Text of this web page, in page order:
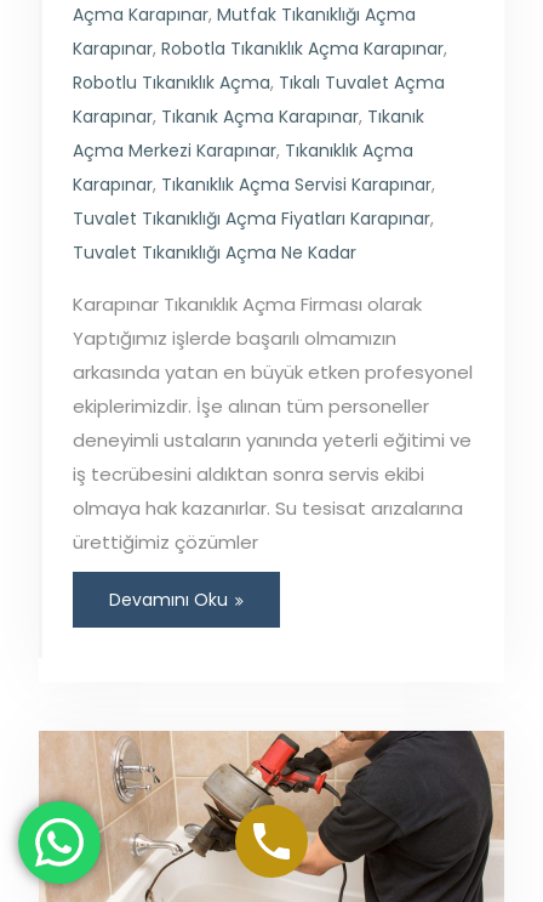
Açma Karapınar, Mutfak Tıkanıklığı Açma
Karapınar, Robotla Tıkanıklık Açma Karapınar,
Robotlu Tıkanıklık Açma, Tıkalı Tuvalet Açma
Karapınar, Tıkanık Açma Karapınar, Tıkanık
Açma Merkezi Karapınar, Tıkanıklık Açma
Karapınar, Tıkanıklık Açma Servisi Karapınar,
Tuvalet Tıkanıklığı Açma Fiyatları Karapınar,
Tuvalet Tıkanıklığı Açma Ne Kadar
Karapınar Tıkanıklık Açma Firması olarak
Yaptığımız işlerde başarılı olmamızın
arkasında yatan en büyük etken profesyonel
ekiplerimizdir. İşe alınan tüm personeller
deneyimli ustaların yanında yeterli eğitimi ve
iş tecrübesini aldıktan sonra servis ekibi
olmaya hak kazanırlar. Su tesisat arızalarına
ürettiğimiz çözümler
Devamını Oku